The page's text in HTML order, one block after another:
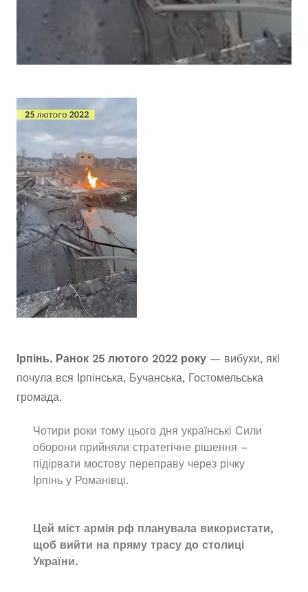
Ірпінь. Ранок 25 лютого 2022 року — вибухи, які
почула вся Ірпінська, Бучанська, Гостомельська
громада.
Чотири роки тому цього дня українські Сили
оборони прийняли стратегічне рішення –
підірвати мостову переправу через річку
Ірпінь у Романівці.
Цей міст армія рф планувала використати,
щоб вийти на пряму трасу до столиці
України.